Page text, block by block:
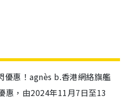
優惠！agnès b.香港網絡旗艦
惠，由2024年11月7日至13